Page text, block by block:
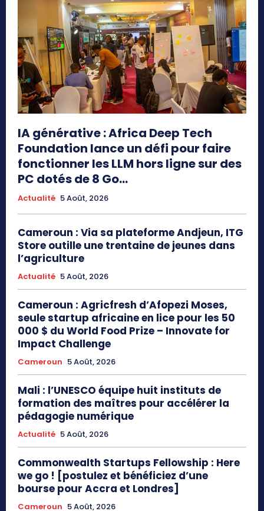
IA générative : Africa Deep Tech
Foundation lance un défi pour faire
fonctionner les LLM hors ligne sur des
PC dotés de 8 Go...
Actualité 5 Août, 2026
Cameroun : Via sa plateforme Andjeun, ITG
Store outille une trentaine de jeunes dans
l’agriculture
Actualité 5 Août, 2026
Cameroun : Agricfresh d’Afopezi Moses,
seule startup africaine en lice pour les 50
000 $ du World Food Prize – Innovate for
Impact Challenge
Cameroun 5 Août, 2026
Mali : l’UNESCO équipe huit instituts de
formation des maîtres pour accélérer la
pédagogie numérique
Actualité 5 Août, 2026
Commonwealth Startups Fellowship : Here
we go ! [postulez et bénéficiez d’une
bourse pour Accra et Londres]
Cameroun 5 Août, 2026